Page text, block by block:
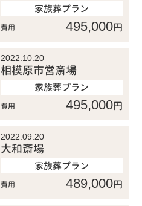
家族葬プラン
費用 495,000円
2022.10.20
相模原市営斎場
家族葬プラン
費用 495,000円
2022.09.20
大和斎場
家族葬プラン
費用 489,000円